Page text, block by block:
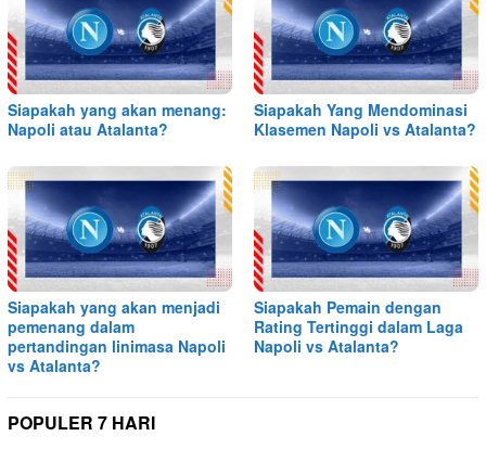
Siapakah yang akan menang:
Napoli atau Atalanta?
Siapakah Yang Mendominasi
Klasemen Napoli vs Atalanta?
Siapakah yang akan menjadi
pemenang dalam
pertandingan linimasa Napoli
vs Atalanta?
Siapakah Pemain dengan
Rating Tertinggi dalam Laga
Napoli vs Atalanta?
POPULER 7 HARI